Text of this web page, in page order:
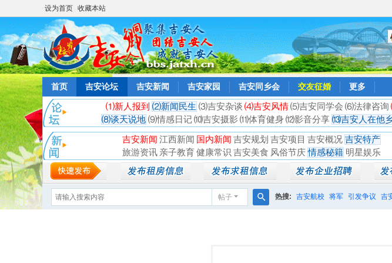
设为首页 收藏本站
首页 吉安论坛 吉安新闻 吉安家园 吉安同乡会 交友征婚 更多
⑴新人报到 ⑵新闻民生 ⑶吉安杂谈 ⑷吉安风情⑸吉安同学会 ⑹法律咨询
⑻谈天说地 ⑼情感日记 ⑽吉安摄影 ⑾体育健身 ⑿影音分享 ⒀吉安人在他
吉安新闻 江西新闻 国内新闻 吉安规划 吉安项目 吉安概况 吉安特产
旅游资讯 亲子教育 健康常识 吉安美食 风俗节庆 情感秘籍 明星娱乐
帖子 热搜: 吉安航校 将军 引发争议 吉